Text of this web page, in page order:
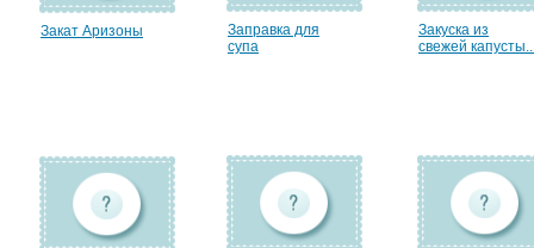
Закат Аризоны
Заправка для
супа
Закуска из
свежей